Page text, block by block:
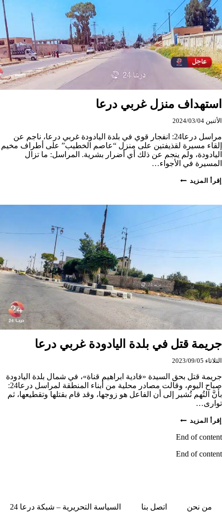
استهداف منزل غربي درعا
الأثنين 2024/03/04
مراسل درعا24: انفجار قوي في بلدة اليادودة غربي درعا، ناجم عن
إلقاء مسيرة لقذيفتين على منزل “عاصم الخطيب” على أطراف مخيم
اليادودة، ولم ينجم عن ذلك أي أضرار بشرية. المراسل: ما تزال
المسيرة في الأجواء…
إقرأ المزيد استهداف
جريمة قتل في بلدة اليادودة غربي درعا
الثلاثاء 2023/09/05
جريمة قتل بحق السيدة «فادية ابراهيم قناة»، في شمال بلدة اليادودة
صباح اليوم، وقالت مصادر محلية من أبناء المنطقة لمراسل درعا24:
بأنَّ التُهم تُشير إلى أن الفاعل هو زوجها، وقد قام بقتلها وتقطيعها، ثم
توارى…
إقرأ المزيد جريمة
بلدة
غربي
End of content
End of content
من نحن اتصل بنا السياسة التحريرية – شبكة درعا 24